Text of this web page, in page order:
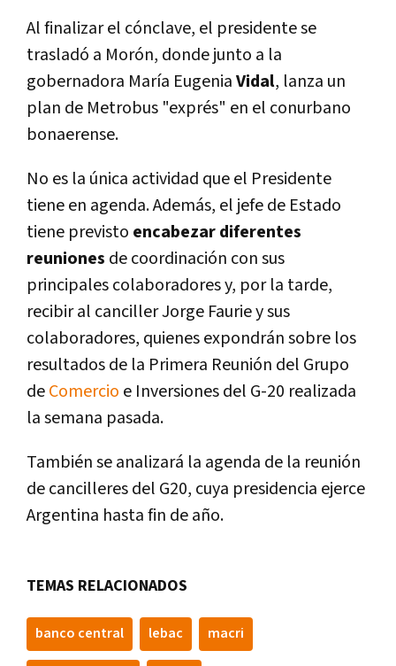
Al finalizar el cónclave, el presidente se
trasladó a Morón, donde junto a la
gobernadora Marí­a EugeniaVidal, lanza un
plan de Metrobus "exprés" en el conurbano
bonaerense.
No es la única actividad que el Presidente
tiene en agenda. Además, el jefe de Estado
tiene previsto encabezar diferentes
reuniones de coordinación con sus
principales colaboradores y, por la tarde,
recibir al canciller Jorge Faurie y sus
colaboradores, quienes expondrán sobre los
resultados de la Primera Reunión del Grupo
deComercio e Inversiones del G-20 realizada
la semana pasada.
También se analizará la agenda de la reunión
de cancilleres del G20, cuya presidencia ejerce
Argentina hasta fin de año.
TEMAS RELACIONADOS
banco central lebac macri